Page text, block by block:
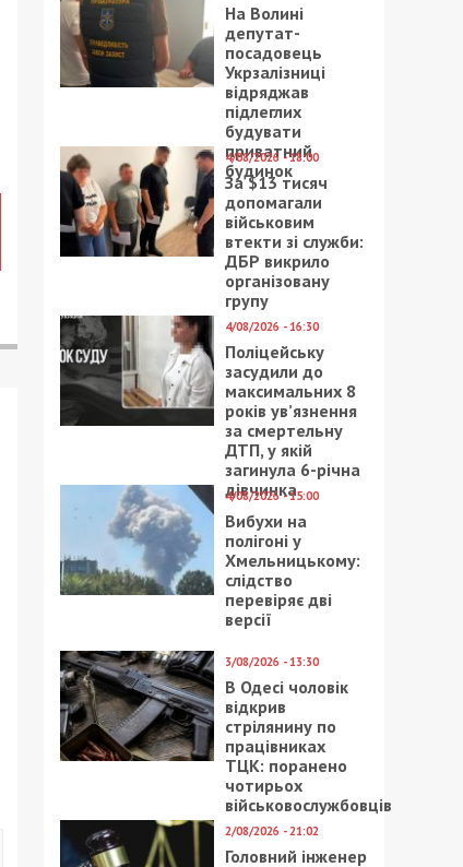
На Волині
депутат-
посадовець
Укрзалізниці
відряджав
підлеглих
будувати
приватний
будинок
4/08/2026 - 18:00
За $13 тисяч
допомагали
військовим
втекти зі служби:
ДБР викрило
організовану
групу
4/08/2026 - 16:30
Поліцейську
засудили до
максимальних 8
років ув’язнення
за смертельну
ДТП, у якій
загинула 6-річна
дівчинка
4/08/2026 - 15:00
Вибухи на
полігоні у
Хмельницькому:
слідство
перевіряє дві
версії
3/08/2026 - 13:30
В Одесі чоловік
відкрив
стрілянину по
працівниках
ТЦК: поранено
чотирьох
військовослужбовців
2/08/2026 - 21:02
Головний інженер